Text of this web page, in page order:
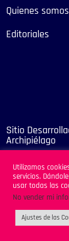
Quienes somos
Editoriales
Sitio
Archipiélago
Utilizamos
servicios.
usar todas las
No vender mi
Ajustes de las